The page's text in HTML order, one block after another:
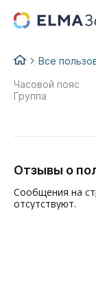
...
Все
Часовой пояс
Группа
Отзывы о
Сообщения на
отсутствуют.